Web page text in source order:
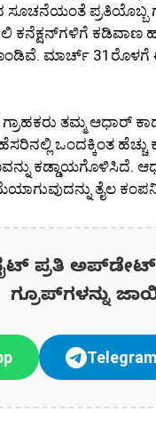
ಸೂಚನೆಯಂತೆ ಪ್ರತಿಯೊಬ್ಬ
ಕನೆಕ್ಷನ್‌ಗಳಿಗೆ ಕಡಿವಾಣ
ಮಾರ್ಚ್ 31ರೊಳಗೆ
ತಮ್ಮ ಆಧಾರ್
ಒಂದಕ್ಕಿಂತ ಹೆಚ್ಚು
ತೈಲ
ಪ್ರತಿ
ಗ್ರೂಪ್‌ಗಳನ್ನು
Telegram